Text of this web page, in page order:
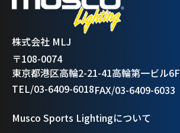
株式会社 MLJ
〒108-0074
東京都港区高輪2-21-41高輪第一ビル6F
TEL/03-6409-6018FAX/03-6409-6033
Musco Sports Lightingについて